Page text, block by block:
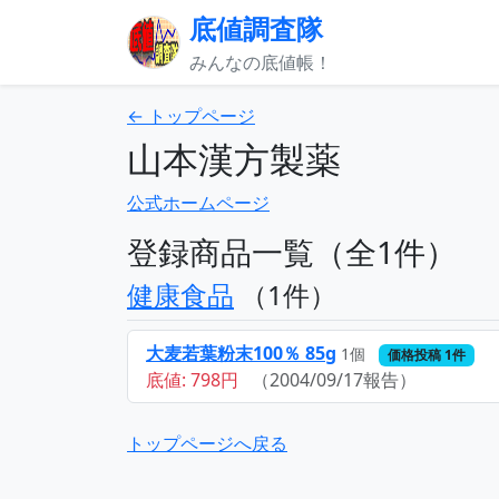
底値調査隊
みんなの底値帳！
← トップページ
山本漢方製薬
公式ホームページ
登録商品一覧（全1件）
健康食品 （1件）
大麦若葉粉末100％ 85g 1個 価格投稿 1件
底値: 798円 （2004/09/17報告）
トップページへ戻る